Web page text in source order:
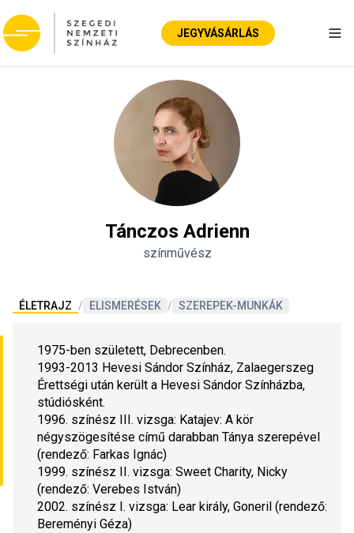
JEGYVÁSÁRLÁS
Tánczos Adrienn
színművész
ÉLETRAJZ / ELISMERÉSEK / SZEREPEK-MUNKÁK
1975-ben született, Debrecenben.
1993-2013 Hevesi Sándor Színház, Zalaegerszeg
Érettségi után került a Hevesi Sándor Színházba,
stúdiósként.
1996. színész III. vizsga: Katajev: A kör
négyszögesítése című darabban Tánya szerepével
(rendező: Farkas Ignác)
1999. színész II. vizsga: Sweet Charity, Nicky
(rendező: Verebes István)
2002. színész I. vizsga: Lear király, Goneril (rendező:
Bereményi Géza)